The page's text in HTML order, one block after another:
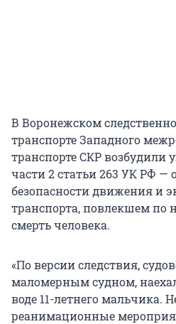
В Воронежском
транспорте Западного
транспорте СКР возбудили
части 2 статьи 263 УК РФ
безопасности движения и
транспорта, повлекшем по
смерть человека.
«По версии следствия,
маломерным судном,
воде 11-летнего мальчика.
реанимационные